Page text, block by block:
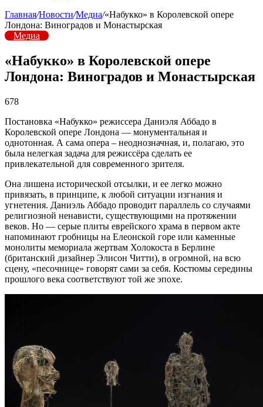
Главная/Новости/Медиа/«Набукко» в Королевской опере
Лондона: Виноградов и Монастырская
Медиа
«Набукко» в Королевской опере
Лондона: Виноградов и Монастырская
678
Постановка «Набукко» режиссера Даниэля Аббадо в
Королевской опере Лондона — монументальная и
однотонная. А сама опера – неоднозначная, и, полагаю, это
была нелегкая задача для режиссёра сделать ее
привлекательной для современного зрителя.
Она лишена исторической отсылки, и ее легко можно
привязать, в принципе, к любой ситуации изгнания и
угнетения. Даниэль Аббадо проводит параллель со случаями
религиозной ненависти, существующими на протяжении
веков. Но — серые плиты еврейского храма в первом акте
напоминают гробницы на Елеонской горе или каменные
монолиты мемориала жертвам Холокоста в Берлине
(британский дизайнер Элисон Читти), в огромной, на всю
сцену, «песочнице» говорят сами за себя. Костюмы середины
прошлого века соответствуют той же эпохе.